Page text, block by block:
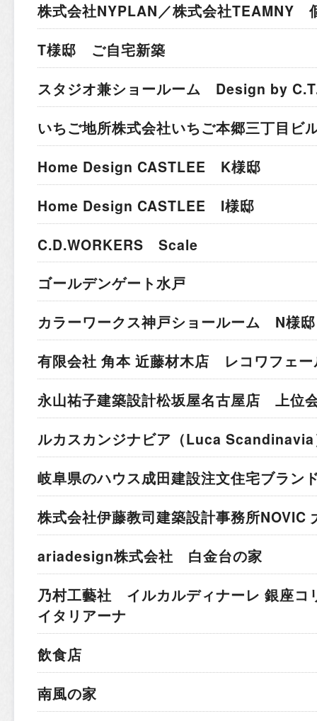
株式会社NYPLAN／株式会社TEAMNY
T様邸 ご自宅新築
スタジオ兼ショールーム Design by
いちご地所株式会社いちご本郷三丁目ビ
Home Design CASTLEE K様邸
Home Design CASTLEE I様邸
C.D.WORKERS Scale
ゴールデンゲート水戸
カラーワークス神戸ショールーム N様邸
有限会社 角本 近藤材木店 レコワフェー
永山祐子建築設計松坂屋名古屋店 上位
ルカスカンジナビア （Luca
岐阜県のハウス成田建設注文住宅ブラン
株式会社伊藤教司建築設計事務所NOVIC
ariadesign株式会社 白金台の家
乃村工藝社 イルカルディナーレ 銀座
イタリアーナ
飲食店
南風の家